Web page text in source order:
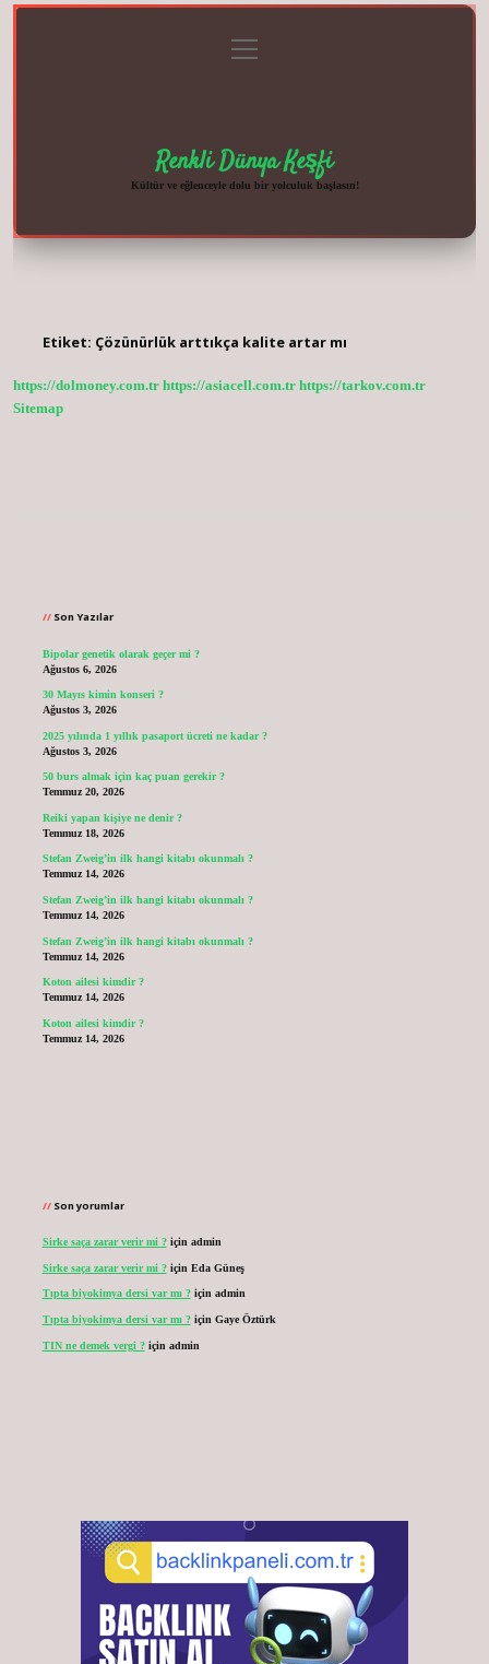
menüyü
aç
Renkli Dünya Keşfi
Kültür ve eğlenceyle dolu bir yolculuk başlasın!
Etiket: Çözünürlük arttıkça kalite artar mı
https://dolmoney.com.tr https://asiacell.com.tr https://tarkov.com.tr
Sitemap
Son Yazılar
Bipolar genetik olarak geçer mi ?
Ağustos 6, 2026
30 Mayıs kimin konseri ?
Ağustos 3, 2026
2025 yılında 1 yıllık pasaport ücreti ne kadar ?
Ağustos 3, 2026
50 burs almak için kaç puan gerekir ?
Temmuz 20, 2026
Reiki yapan kişiye ne denir ?
Temmuz 18, 2026
Stefan Zweig’in ilk hangi kitabı okunmalı ?
Temmuz 14, 2026
Stefan Zweig’in ilk hangi kitabı okunmalı ?
Temmuz 14, 2026
Stefan Zweig’in ilk hangi kitabı okunmalı ?
Temmuz 14, 2026
Koton ailesi kimdir ?
Temmuz 14, 2026
Koton ailesi kimdir ?
Temmuz 14, 2026
Son yorumlar
Sirke saça zarar verir mi ?için admin
Sirke saça zarar verir mi ?için Eda Güneş
Tıpta biyokimya dersi var mı ?için admin
Tıpta biyokimya dersi var mı ?için Gaye Öztürk
TIN ne demek vergi ?için admin